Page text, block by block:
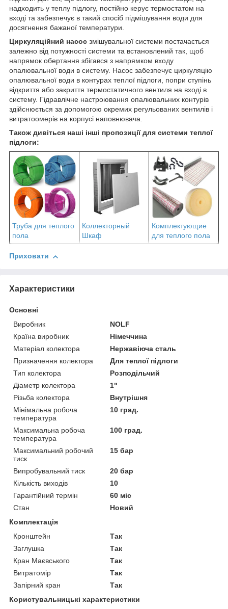
надходить у теплу підлогу, постійно керує термостатом на
вході та забезпечує в такий спосіб підмішування води для
досягнення бажаної температури.
Циркуляційний насос змішувальної системи постачається
залежно від потужності системи та встановлений так, щоб
напрямок обертання збігався з напрямком входу
опалювальної води в систему. Насос забезпечує циркуляцію
опалювальної води в контурах теплої підлоги, попри ступінь
відкриття або закриття термостатичного вентиля на вході в
систему. Гідравлічне настроювання опалювальних контурів
здійснюється за допомогою окремих регульованих вентилів і
витратоомерів на корпусі наповнювача.
Також дивіться наші інші пропозиції для системи теплої
підлоги:
Труба для теплого
пола
Коллекторный
Шкаф
Комплектующие
для теплого пола
Приховати
Характеристики
Основні
Виробник
NOLF
Країна виробник
Німеччина
Матеріал колектора
Нержавіюча сталь
Призначення колектора
Для теплої підлоги
Тип колектора
Розподільчий
Діаметр колектора
1"
Різьба колектора
Внутрішня
Мінімальна робоча
температура
10 град.
Максимальна робоча
температура
100 град.
Максимальний робочий
тиск
15 бар
Випробувальний тиск
20 бар
Кількість виходів
10
Гарантійний термін
60 міс
Стан
Новий
Комплектація
Кронштейн
Так
Заглушка
Так
Кран Маєвського
Так
Витратомір
Так
Запірний кран
Так
Користувальницькі характеристики